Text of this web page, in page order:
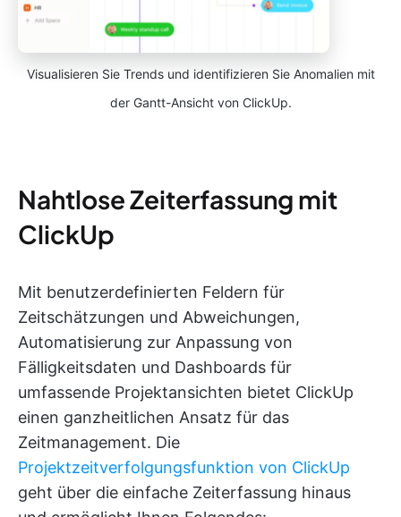
Visualisieren Sie Trends und identifizieren Sie Anomalien mit
der Gantt-Ansicht von ClickUp.
Nahtlose Zeiterfassung mit
ClickUp
Mit benutzerdefinierten Feldern für
Zeitschätzungen und Abweichungen,
Automatisierung zur Anpassung von
Fälligkeitsdaten und Dashboards für
umfassende Projektansichten bietet ClickUp
einen ganzheitlichen Ansatz für das
Zeitmanagement. Die
Projektzeitverfolgungsfunktion von ClickUp
geht über die einfache Zeiterfassung hinaus